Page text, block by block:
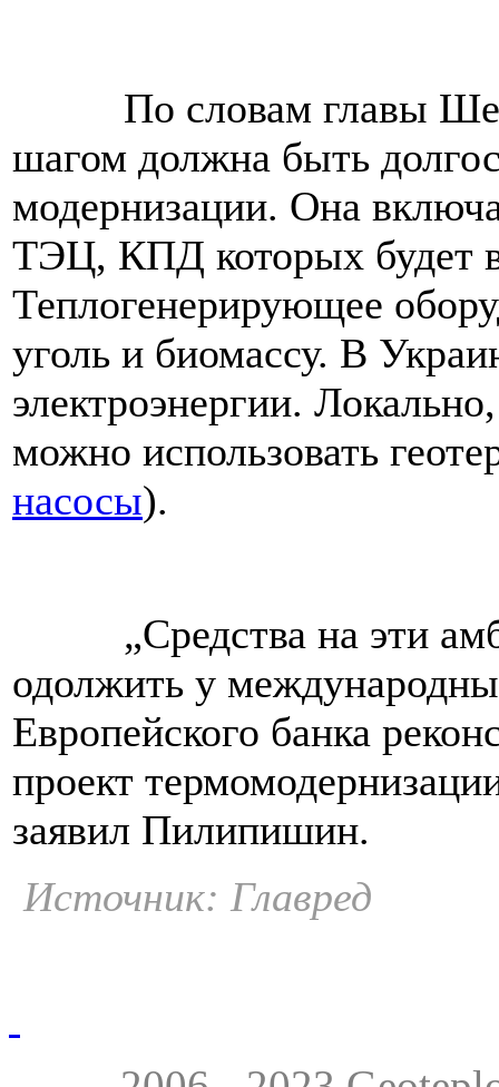
По словам главы
шагом должна быть
модернизации. Она
ТЭЦ, КПД которых будет
Теплогенерирующее
уголь и биомассу. В
электроэнергии.
можно использовать
насосы).
„Средства на эти
одолжить у
Европейского банка
проект
заявил Пилипишин.
Источник: Главред